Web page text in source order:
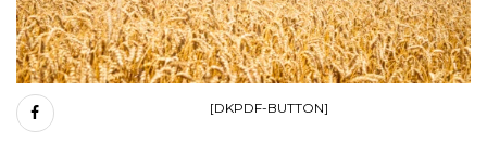
[DKPDF-BUTTON]